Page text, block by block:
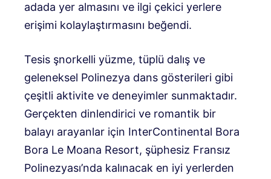
adada yer almasını ve ilgi çekici yerlere
erişimi kolaylaştırmasını beğendi.
Tesis şnorkelli yüzme, tüplü dalış ve
geleneksel Polinezya dans gösterileri gibi
çeşitli aktivite ve deneyimler sunmaktadır.
Gerçekten dinlendirici ve romantik bir
balayı arayanlar için InterContinental Bora
Bora Le Moana Resort, şüphesiz Fransız
Polinezyası’nda kalınacak en iyi yerlerden